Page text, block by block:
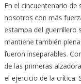
En el cincuentenario de
nosotros con más
estampa del guerrillero
mantiene también
fueron inseparables.
de las primeras
el ejercicio de la crítica.